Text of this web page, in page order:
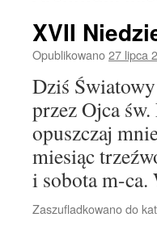
XVII
Opublikowano27 lipca
Dziś
przez Ojca
opuszczaj
miesiąc
i sobota m-
Zaszufladkowano do